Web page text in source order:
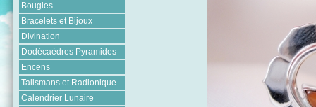
Bougies
Bracelets et Bijoux
Divination
Dodécaèdres Pyramides
Encens
Talismans et Radionique
Calendrier Lunaire